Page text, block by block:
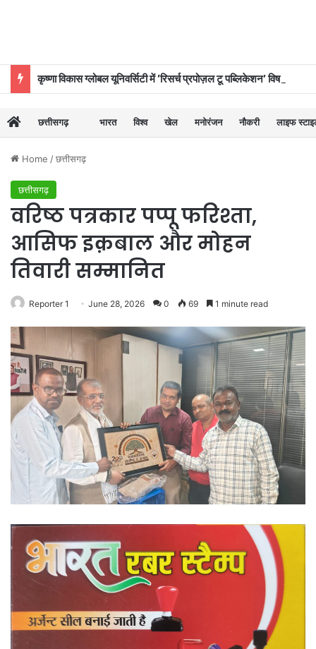
कृष्णा विकास ग्लोबल यूनिवर्सिटी में ‘रिसर्च प्रपोज़ल टू पब्लिकेशन’ विषय पर विशेष कार्यशाला का सफल आयोजन
छत्तीसगढ़ भारत विश्व खेल मनोरंजन नौकरी लाइफ
Home /छत्तीसगढ़
छत्तीसगढ़
वरिष्ठ पत्रकार पप्पू फरिश्ता,
आसिफ इक़बाल और मोहन
तिवारी सम्मानित
Reporter 1 June 28, 2026 0 69 1 minute read